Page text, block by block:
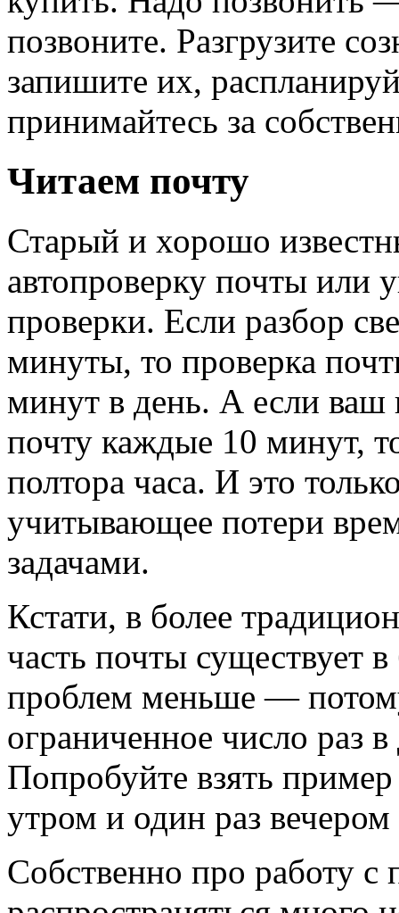
позвоните. Разгрузите
запишите их,
принимайтесь за
Читаем почту
Старый и хорошо
автопроверку почты или
проверки. Если разбор
минуты, то проверка
минут в день. А если ваш
почту каждые 10 минут,
полтора часа. И это
учитывающее потери
задачами.
Кстати, в более
часть почты существует
проблем меньше —
ограниченное число раз
Попробуйте взять
утром и один раз
Собственно про работу с